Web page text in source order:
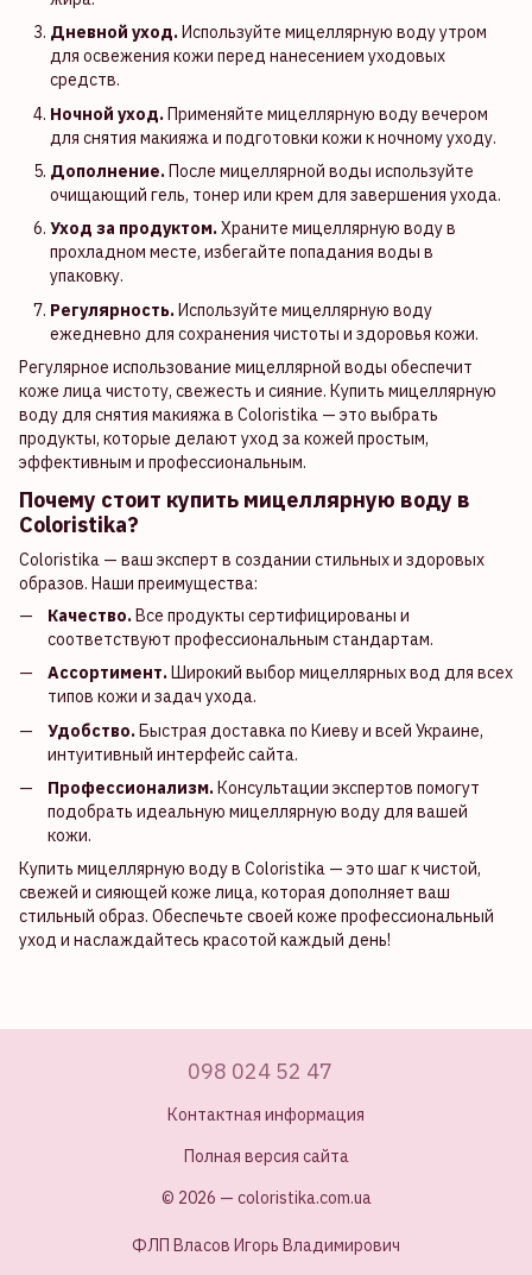
Дневной уход.Используйте мицеллярную воду утром
для освежения кожи перед нанесением уходовых
средств.
Ночной уход.Применяйте мицеллярную воду вечером
для снятия макияжа и подготовки кожи к ночному уходу.
Дополнение.После мицеллярной воды используйте
очищающий гель, тонер или крем для завершения ухода.
Уход за продуктом.Храните мицеллярную воду в
прохладном месте, избегайте попадания воды в
упаковку.
Регулярность.Используйте мицеллярную воду
ежедневно для сохранения чистоты и здоровья кожи.
Регулярное использование мицеллярной воды обеспечит
коже лица чистоту, свежесть и сияние. Купить мицеллярную
воду для снятия макияжа в Coloristika — это выбрать
продукты, которые делают уход за кожей простым,
эффективным и профессиональным.
Почему стоит купить мицеллярную воду в
Coloristika?
Coloristika — ваш эксперт в создании стильных и здоровых
образов. Наши преимущества:
Качество.Все продукты сертифицированы и
соответствуют профессиональным стандартам.
Ассортимент.Широкий выбор мицеллярных вод для всех
типов кожи и задач ухода.
Удобство.Быстрая доставка по Киеву и всей Украине,
интуитивный интерфейс сайта.
Профессионализм.Консультации экспертов помогут
подобрать идеальную мицеллярную воду для вашей
кожи.
Купить мицеллярную воду в Coloristika — это шаг к чистой,
свежей и сияющей коже лица, которая дополняет ваш
стильный образ. Обеспечьте своей коже профессиональный
уход и наслаждайтесь красотой каждый день!
098 024 52 47
Контактная информация
Полная версия сайта
© 2026 — coloristika.com.ua
ФЛП Власов Игорь Владимирович